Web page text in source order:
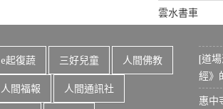
雲水書車
e起復蔬 三好兒童 人間佛教
人間福報 人間通訊社
[道
經》
惠中